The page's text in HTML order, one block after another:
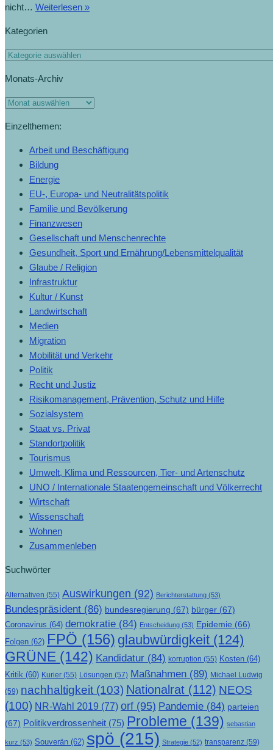
nicht… Weiterlesen »
Kategorien
Monats-Archiv
Einzelthemen:
Arbeit und Beschäftigung
Bildung
Energie
EU-, Europa- und Neutralitätspolitik
Familie und Bevölkerung
Finanzwesen
Gesellschaft und Menschenrechte
Gesundheit, Sport und Ernährung/Lebensmittelqualität
Glaube / Religion
Infrastruktur
Kultur / Kunst
Landwirtschaft
Medien
Migration
Mobilität und Verkehr
Politik
Recht und Justiz
Risikomanagement, Prävention, Schutz und Hilfe
Sozialsystem
Staat vs. Privat
Standortpolitik
Tourismus
Umwelt, Klima und Ressourcen, Tier- und Artenschutz
UNO / Internationale Staatengemeinschaft und Völkerrecht
Wirtschaft
Wissenschaft
Wohnen
Zusammenleben
Suchwörter
Alternativen (55) Auswirkungen (92) Berichterstattung (53)
Bundespräsident (86) bundesregierung (67) bürger (67)
Coronavirus (64) demokratie (84) Entscheidung (53) Epidemie (66)
Folgen (62) FPÖ (156) glaubwürdigkeit (124)
GRÜNE (142) Kandidatur (84) korruption (55) Kosten (64)
Kritik (60) Kurier (55) Lösungen (57) Maßnahmen (89) Michael Ludwig
(59) nachhaltigkeit (103) Nationalrat (112) NEOS
(100) NR-Wahl 2019 (77) orf (95) Pandemie (84) parteien
(67) Politikverdrossenheit (75) Probleme (139) sebastian
kurz (53) Souverän (62) spö (215) Strategie (52) transparenz (59)